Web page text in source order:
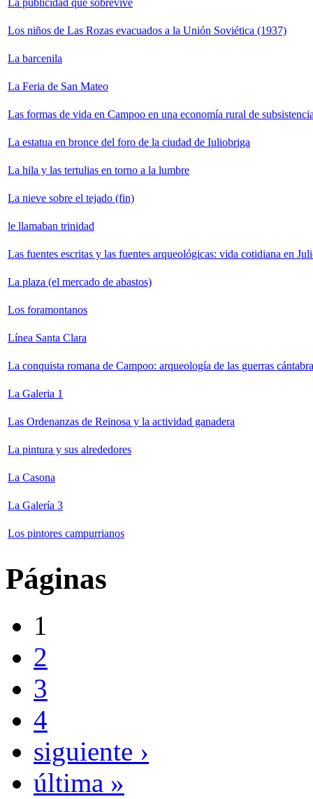
Los niños de Las Rozas evacuados a la Unión Soviética (1937)
La barcenila
La Feria de San Mateo
Las formas de vida en Campoo en una economía rural de
La estatua en bronce del foro de la ciudad de Iuliobriga
La hila y las tertulias en torno a la lumbre
La nieve sobre el tejado (fin)
le llamaban trinidad
Las fuentes escritas y las fuentes arqueológicas: vida cotidiana en
La plaza (el mercado de abastos)
Los foramontanos
Línea Santa Clara
La conquista romana de Campoo: arqueología de las guerras
La Galeria 1
Las Ordenanzas de Reinosa y la actividad ganadera
La pintura y sus alrededores
La Casona
La Galería 3
Los pintores campurrianos
Páginas
1
2
3
4
siguiente ›
última »